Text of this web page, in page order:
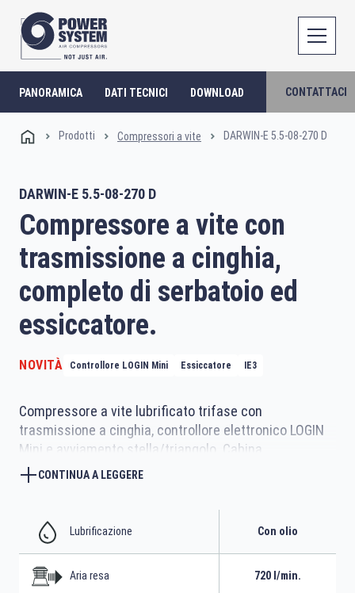
PANORAMICA DATI TECNICI DOWNLOAD CONTATTACI
Prodotti Compressori a vite DARWIN-E 5.5-08-270 D
DARWIN-E 5.5-08-270 D
Compressore a vite con
trasmissione a cinghia,
completo di serbatoio ed
essiccatore.
NOVITÀ Controllore LOGIN Mini Essiccatore IE3
Compressore a vite lubrificato trifase con
trasmissione a cinghia, controllore elettronico LOGIN
Mini e avviamento stella/triangolo. Cabina
insonorizzata in lamiera completo di serbatoio da 270
litri ed essiccatore frigorifero
CONTINUA A LEGGERE
Lubrificazione Con olio
Aria resa 720 l/min.